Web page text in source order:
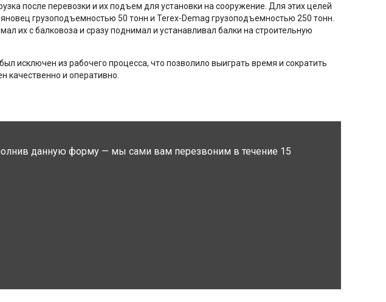
после перевозки и их подъем для установки на сооружение. Для этих целей
грузоподъемностью 50 тонн и Terex-Demag грузоподъемностью 250 тонн.
их с балковоза и сразу поднимал и устанавливал балки на строительную
исключен из рабочего процесса, что позволило выиграть время и сократить
качественно и оперативно.
данную форму — мы сами вам перезвоним в течение 15